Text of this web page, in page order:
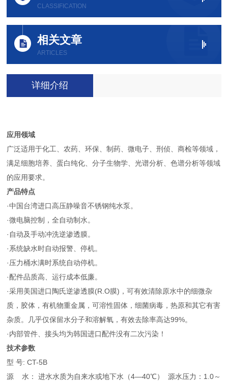
CLASSIFICATION
相关文章
ARTICLES
详细介绍
应用领域
广泛适用于化工、农药、环保、制药、微电子、刑侦、商检等领域，
满足细胞培养、蛋白纯化、分子生物学、光谱分析、色谱分析等领域
的应用要求。
产品特点
·中国台湾进口高压静噪音不锈钢纯水泵。
·微电脑控制，全自动制水。
·自动及手动冲洗逆渗透膜。
·系统缺水时自动报警、停机。
·压力桶水满时系统自动停机。
·配件品质高、运行成本低廉。
·采用美国进口陶氏逆渗透膜(R.O膜)，可有效清除原水中的细微杂
质，胶体，有机物重金属，可溶性固体，细菌病毒，热原和其它有害
杂质。几乎仅保留水分子和溶解氧，有效去除率高达99%。
·内部管件、接头均为韩国进口配件没有二次污染！
技术参数
型 号: CT-5B
源 水： 进水水质为自来水或地下水（4—40℃） 源水压力：1.0～